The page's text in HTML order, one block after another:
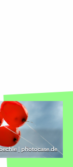
| photocase.de